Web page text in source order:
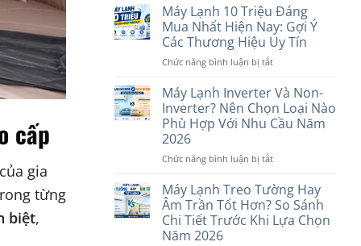
cấp
gia
từng
biệt,
Lạnh
Chiều
Và
2
Khác
Nhau
Thế
Nào?
Chọn
Nào?
Máy Lạnh 10 Triệu Đáng
Mua Nhất Hiện Nay: Gợi Ý
Các Thương Hiệu Uy Tín
Chức năng bình luận bị tắtở
Lạnh
Triệu
Đáng
Nhất
Nay:
Gợi
Ý
Các
Máy Lạnh Inverter Và Non-
Inverter? Nên Chọn Loại Nào
Phù Hợp Với Nhu Cầu Năm
2026
Chức năng bình luận bị tắtở
Lạnh
Inverter
Và
Non-
Máy Lạnh Treo Tường Hay
Âm Trần Tốt Hơn? So Sánh
Chi Tiết Trước Khi Lựa Chọn
Năm 2026